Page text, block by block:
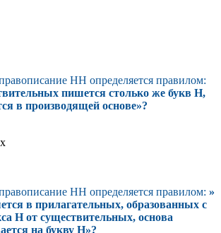
НН определяется правилом:
пишется столько же букв Н,
в производящей основе»?
НН определяется правилом: »
в прилагательных, образованных с
Н от существительных, основа
на букву Н»?